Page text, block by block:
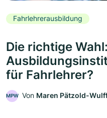
Fahrlehrerausbildung
Die richtige
für Fahrlehrer?
MPW Von Maren Pätzold-